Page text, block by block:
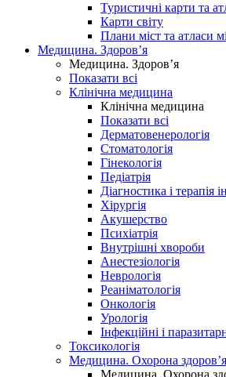
Туристичні карти та
Карти світу
Плани міст та атласи
Медицина. Здоров’я
Медицина. Здоров’я
Показати всі
Клінічна медицина
Клінічна медицина
Показати всі
Дерматовенерологія
Стоматологія
Гінекологія
Педіатрія
Діагностика і терапія
Хірургія
Акушерство
Психіатрія
Внутрішні хвороби
Анестезіологія
Неврологія
Реаніматологія
Онкологія
Урологія
Інфекційні і
Токсикологія
Медицина. Охорона здоров’я
Медицина. Охорона